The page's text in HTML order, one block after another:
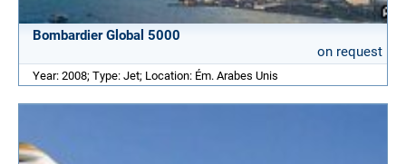
Bombardier Global 5000
on request
Year: 2008; Type: Jet; Location: Ém. Arabes Unis